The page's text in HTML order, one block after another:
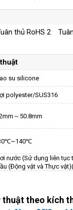
thủ RoHS 2
su silicone
polyester/SUS316
～50.8mm
nước (Sử dụng liên
(Động vật và Thực
thuật theo kích